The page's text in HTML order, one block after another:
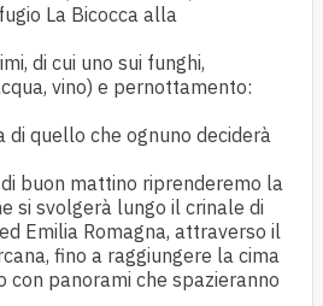
La Bicocca alla
di cui uno sui funghi,
vino) e pernottamento:
di quello che ognuno deciderà
buon mattino riprenderemo la
si svolgerà lungo il crinale di
Emilia Romagna, attraverso il
fino a raggiungere la cima
con panorami che spazieranno